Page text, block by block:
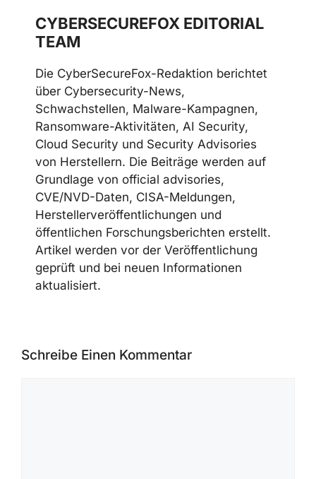
CYBERSECUREFOX EDITORIAL
TEAM
Die CyberSecureFox-Redaktion berichtet
über Cybersecurity-News,
Schwachstellen, Malware-Kampagnen,
Ransomware-Aktivitäten, AI Security,
Cloud Security und Security Advisories
von Herstellern. Die Beiträge werden auf
Grundlage von official advisories,
CVE/NVD-Daten, CISA-Meldungen,
Herstellerveröffentlichungen und
öffentlichen Forschungsberichten erstellt.
Artikel werden vor der Veröffentlichung
geprüft und bei neuen Informationen
aktualisiert.
Schreibe Einen Kommentar